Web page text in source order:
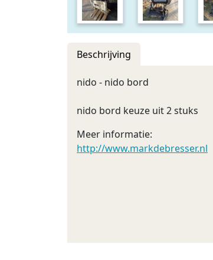
Beschrijving
nido - nido bord
nido bord keuze uit 2 stuks
Meer informatie:
http://www.markdebresser.nl